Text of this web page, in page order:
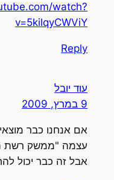
watch?
v=5kilqyCWViY
Reply
עוד יובל
9 במרץ, 2009
אם אנחנו כבר
עצמה "ממשק רשת
אבל זה כבר יכול